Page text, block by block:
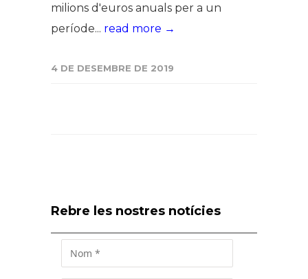
milions d'euros anuals per a un
període... read more →
4 DE DESEMBRE DE 2019
Rebre les nostres notícies